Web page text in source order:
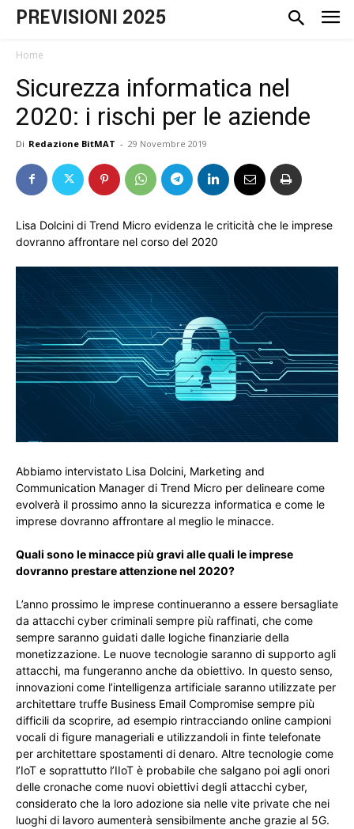
PREVISIONI 2025
Home
Sicurezza informatica nel
2020: i rischi per le aziende
Di Redazione BitMAT - 29 Novembre 2019
Lisa Dolcini di Trend Micro evidenza le criticità che le imprese
dovranno affrontare nel corso del 2020
Abbiamo intervistato Lisa Dolcini, Marketing and
Communication Manager di Trend Micro per delineare come
evolverà il prossimo anno la sicurezza informatica e come le
imprese dovranno affrontare al meglio le minacce.
Quali sono le minacce più gravi alle quali le imprese
dovranno prestare attenzione nel 2020?
L’anno prossimo le imprese continueranno a essere bersagliate
da attacchi cyber criminali sempre più raffinati, che come
sempre saranno guidati dalle logiche finanziarie della
monetizzazione. Le nuove tecnologie saranno di supporto agli
attacchi, ma fungeranno anche da obiettivo. In questo senso,
innovazioni come l’intelligenza artificiale saranno utilizzate per
architettare truffe Business Email Compromise sempre più
difficili da scoprire, ad esempio rintracciando online campioni
vocali di figure manageriali e utilizzandoli in finte telefonate
per architettare spostamenti di denaro. Altre tecnologie come
l’IoT e soprattutto l’IIoT è probabile che salgano poi agli onori
delle cronache come nuovi obiettivi degli attacchi cyber,
considerato che la loro adozione sia nelle vite private che nei
luoghi di lavoro aumenterà sensibilmente anche grazie al 5G.